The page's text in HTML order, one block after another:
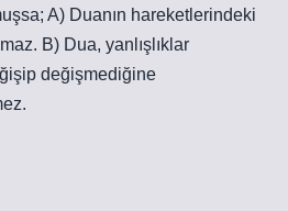
A) Duanın hareketlerindeki
B) Dua, yanlışlıklar
değişmediğine